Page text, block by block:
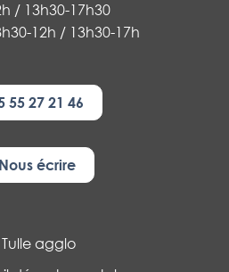
/ 13h30-17h30
12h / 13h30-17h
55 27 21 46
écrire
Tulle agglo